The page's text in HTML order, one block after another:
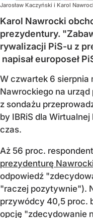
Jarosław Kaczyński i Karol
Karol Nawrocki
prezydentury.
rywalizacji PiS-u z
napisał europoseł
W czwartek 6 sierpnia
Nawrockiego na
z sondażu
by IBRiS dla
czas.
Aż 56 proc.
prezydenturę
odpowiedź
"raczej pozytywnie").
przywódcy 40,5 proc.
opcję "zdecydowanie